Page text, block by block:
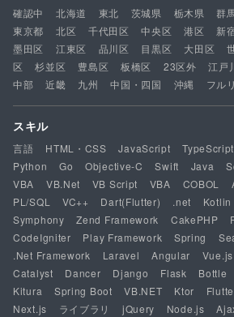
確認中 北海道 東北 茨城県 栃木県 群
東京都
北区 千代田区 中央区 港区 新
墨田区
江東区 品川区 目黒区 大田区
区
杉並区 豊島区 板橋区 23区外 江戸
中部
近畿 九州 中国・四国 沖縄 フル
スキル
言語 HTML・CSS JavaScript TypeScript
Python
Go Objective-C Swift Java
VBA
VB.Net VB Script VBA COBOL
PL/SQL
VC++ Dart(Flutter) .net Kotlin
Symphony
Zend Framework CakePHP
CodeIgniter
Play Framework Spring
.Net Framework
Laravel Angular Vue.js
Catalyst
Dancer Django Flask Bottle
Kitura
Spring Boot VB.NET Ktor
Next.js
ライブラリ jQuery Node.js